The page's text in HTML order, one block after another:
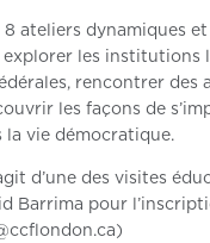
ateliers dynamiques
les institutions
rencontrer des
les façons de
vie démocratique.
d’une des visites
Barrima pour